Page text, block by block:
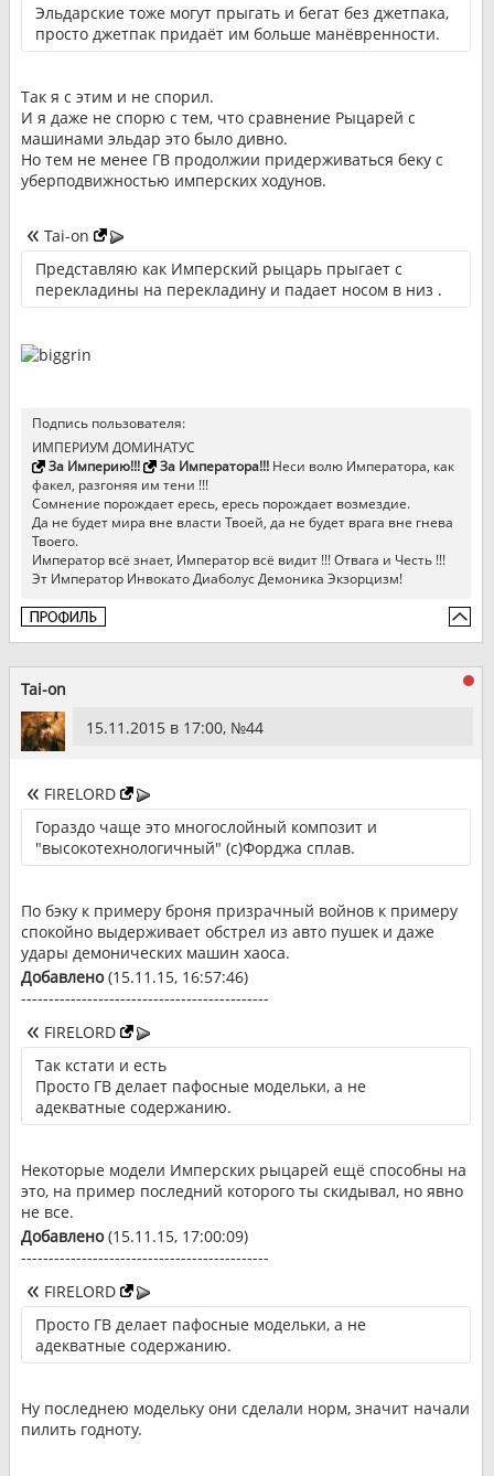
Эльдарские тоже могут прыгать и бегат без джетпака,
просто джетпак придаёт им больше манёвренности.
Так я с этим и не спорил.
И я даже не спорю с тем, что сравнение Рыцарей с
машинами эльдар это было дивно.
Но тем не менее ГВ продолжии придерживаться беку с
уберподвижностью имперских ходунов.
Tai-on
Представляю как Имперский рыцарь прыгает с
перекладины на перекладину и падает носом в низ .
Подпись пользователя:
ИМПЕРИУМ ДОМИНАТУС
За Империю!!!
За Императора!!!Неси волю Императора, как
факел, разгоняя им тени !!!
Сомнение порождает ересь, ересь порождает возмездие.
Да не будет мира вне власти Твоей, да не будет врага вне гнева
Твоего.
Император всё знает, Император всё видит !!! Отвага и Честь !!!
Эт Император Инвокато Диаболус Демоника Экзорцизм!
Tai-on
15.11.2015 в 17:00, №44
FIRELORD
Гораздо чаще это многослойный композит и
"высокотехнологичный" (с)Форджа сплав.
По бэку к примеру броня призрачный войнов к примеру
спокойно выдерживает обстрел из авто пушек и даже
удары демонических машин хаоса.
Добавлено(15.11.15, 16:57:46)
---------------------------------------------
FIRELORD
Так кстати и есть
Просто ГВ делает пафосные модельки, а не
адекватные содержанию.
Некоторые модели Имперских рыцарей ещё способны на
это, на пример последний которого ты скидывал, но явно
не все.
Добавлено(15.11.15, 17:00:09)
---------------------------------------------
FIRELORD
Просто ГВ делает пафосные модельки, а не
адекватные содержанию.
Ну последнею модельку они сделали норм, значит начали
пилить годноту.